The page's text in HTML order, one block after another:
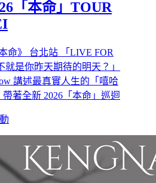
「本命」TOUR
命》 台北站 「LIVE FOR
就是你昨天期待的明天？」
講述最真實人生的「嘻哈
帶著全新 2026「本命」巡迴